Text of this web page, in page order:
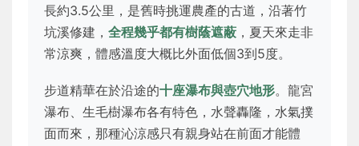
長約3.5公里，是舊時挑運農產的古道，沿著竹
坑溪修建， 全程幾乎都有樹蔭遮蔽 ，夏天來走非
常涼爽，體感溫度大概比外面低個3到5度。
步道精華在於沿途的十座瀑布與壺穴地形。龍宮
瀑布、生毛樹瀑布各有特色，水聲轟隆，水氣撲
面而來，那種沁涼感只有親身站在前面才能體